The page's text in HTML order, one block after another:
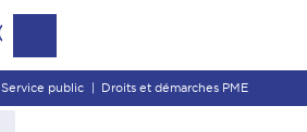
Service public Droits et démarches PME